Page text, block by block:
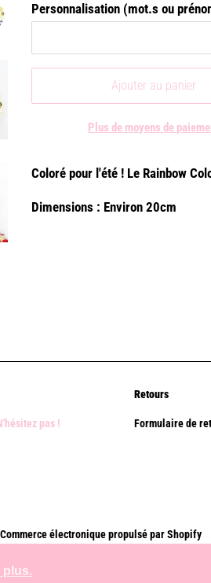
plus.
Personnalisation (mot.s ou
Ajouter au panier
Plus de moyens de
Coloré pour l'été ! Le Rainbow
Dimensions : Environ 20cm
pas !
Retours
Formulaire de
Commerce électronique propulsé par Shopify